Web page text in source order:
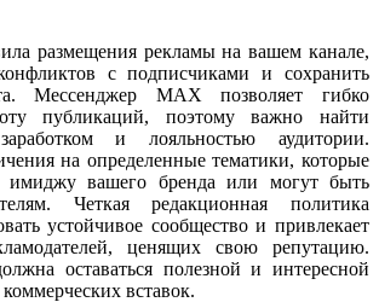
размещения рекламы на вашем канале,
с подписчиками и сохранить
Мессенджер MAX позволяет гибко
публикаций, поэтому важно найти
и лояльностью аудитории.
на определенные тематики, которые
имиджу вашего бренда или могут быть
Четкая редакционная политика
устойчивое сообщество и привлекает
ценящих свою репутацию.
оставаться полезной и интересной
вставок.